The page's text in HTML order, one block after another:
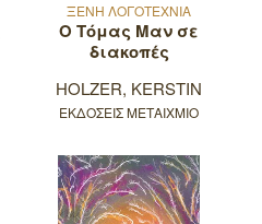
ΞΕΝΗ ΛΟΓΟΤΕΧΝΙΑ
Ο Τόμας Μαν σε
διακοπές
HOLZER, KERSTIN
ΕΚΔΟΣΕΙΣ ΜΕΤΑΙΧΜΙΟ